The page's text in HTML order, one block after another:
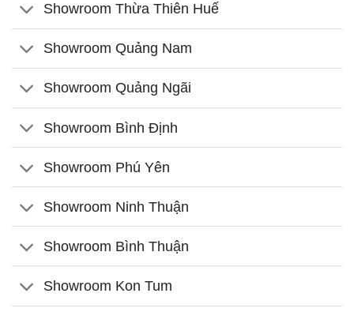
Showroom Thừa Thiên Huế
Showroom Quảng Nam
Showroom Quảng Ngãi
Showroom Bình Định
Showroom Phú Yên
Showroom Ninh Thuận
Showroom Bình Thuận
Showroom Kon Tum